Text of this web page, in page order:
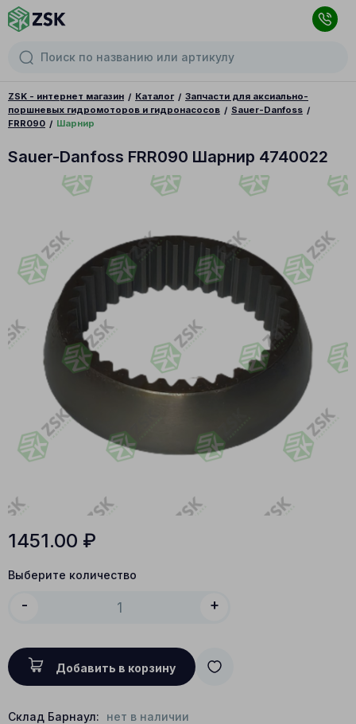
ZSK - интернет магазин Каталог
Запчасти для аксиально-
поршневых гидромоторов и гидронасосов
Sauer-Danfoss
FRR090
Шарнир
Sauer-Danfoss FRR090 Шарнир 4740022
1451.00 ₽
Выберите количество
- +
Добавить в корзину
Склад Барнаул: нет в наличии